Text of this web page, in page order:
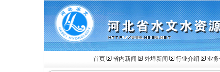
首页 省内新闻 外埠新闻 行业介绍 业